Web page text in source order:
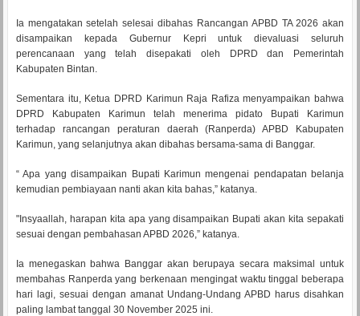
Ia mengatakan setelah selesai dibahas Rancangan APBD TA 2026 akan
disampaikan kepada Gubernur Kepri untuk dievaluasi seluruh
perencanaan yang telah disepakati oleh DPRD dan Pemerintah
Kabupaten Bintan.
Sementara itu, Ketua DPRD Karimun Raja Rafiza menyampaikan bahwa
DPRD Kabupaten Karimun telah menerima pidato Bupati Karimun
terhadap rancangan peraturan daerah (Ranperda) APBD Kabupaten
Karimun, yang selanjutnya akan dibahas bersama-sama di Banggar.
“ Apa yang disampaikan Bupati Karimun mengenai pendapatan belanja
kemudian pembiayaan nanti akan kita bahas,” katanya.
"Insyaallah, harapan kita apa yang disampaikan Bupati akan kita sepakati
sesuai dengan pembahasan APBD 2026,” katanya.
Ia menegaskan bahwa Banggar akan berupaya secara maksimal untuk
membahas Ranperda yang berkenaan mengingat waktu tinggal beberapa
hari lagi, sesuai dengan amanat Undang-Undang APBD harus disahkan
paling lambat tanggal 30 November 2025 ini.